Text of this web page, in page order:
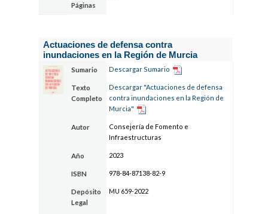
Páginas
Actuaciones de defensa contra
inundaciones en la Región de Murcia
Sumario Descargar Sumario
Texto
Completo
Descargar "Actuaciones de defensa
contra inundaciones en la Región de
Murcia"
Autor
Consejería de Fomento e
Infraestructuras
Año 2023
ISBN 978-84-87138-82-9
Depósito
Legal
MU 659-2022